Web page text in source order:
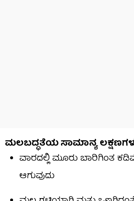
ಮಲಬದ್ಧತೆಯ ಸಾಮಾನ್ಯ
ವಾರದಲ್ಲಿ ಮೂರು ಬಾರಿಗಿಂತ
ಆಗುವುದು